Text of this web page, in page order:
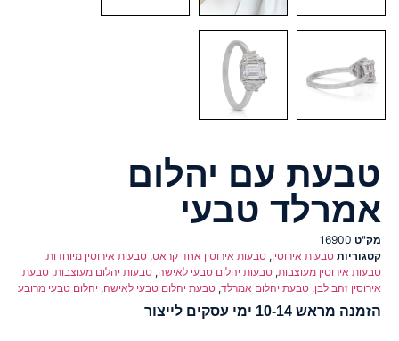
טבעת עם יהלום
אמרלד טבעי
מק"ט 16900
קטגוריות טבעות אירוסין, טבעות אירוסין אחד קראט, טבעות אירוסין מיוחדות,
טבעות אירוסין מעוצבות, טבעות יהלום טבעי לאישה, טבעות יהלום מעוצבות, טבעת
אירוסין זהב לבן, טבעת יהלום אמרלד, טבעת יהלום טבעי לאישה, יהלום טבעי מרובע
הזמנה מראש 10-14 ימי עסקים לייצור